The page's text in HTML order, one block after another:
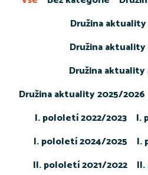
Družina
Družina
Družina aktuality
Družina aktuality 2025/2026
I. pololetí 2022/2023
I.
I. pololetí 2024/2025
I.
II. pololetí 2021/2022